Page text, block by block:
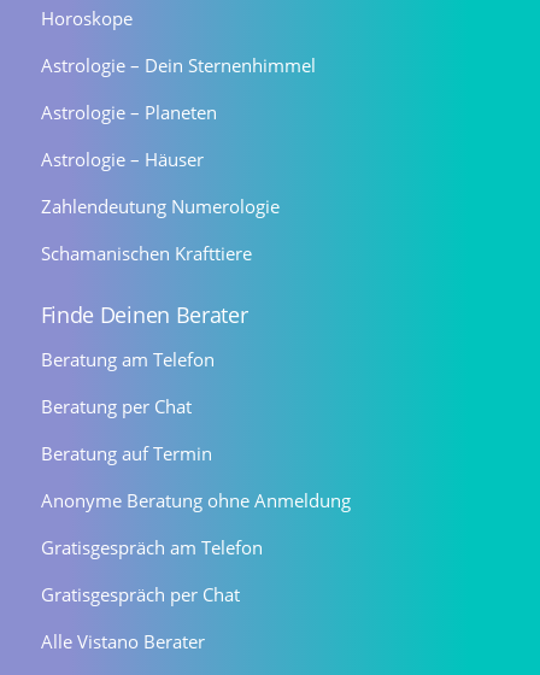
Horoskope
Astrologie – Dein Sternenhimmel
Astrologie – Planeten
Astrologie – Häuser
Zahlendeutung Numerologie
Schamanischen Krafttiere
Finde Deinen Berater
Beratung am Telefon
Beratung per Chat
Beratung auf Termin
Anonyme Beratung ohne Anmeldung
Gratisgespräch am Telefon
Gratisgespräch per Chat
Alle Vistano Berater